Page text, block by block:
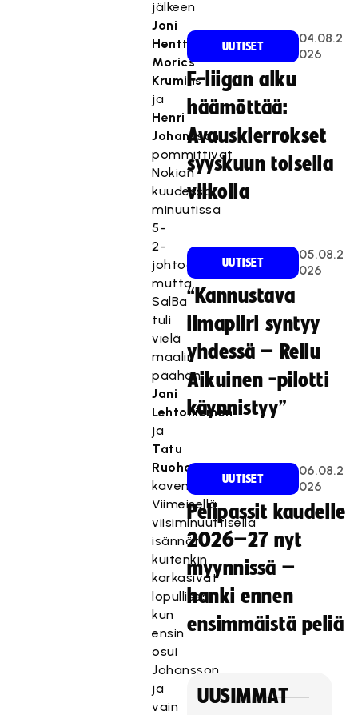
jälkeen
Joni
Henttonen
,
Morics
Krumins
ja
Henri
Johansson
pommittivat
Nokian
kuudessa
minuutissa
5-
2-
johtoon,
mutta
SalBa
tuli
vielä
maalin
päähän
Jani
Lehtoniemen
ja
Tatu
Ruohosen
kavennuksilla.
Viimeisellä
viisiminuuttisella
isännät
kuitenkin
karkasivat
lopullisesti
kun
ensin
osui
Johansson
ja
vain
UUTISET
04.08.2
026
F-liigan alku
häämöttää:
Avauskierrokset
syyskuun toisella
viikolla
UUTISET
05.08.2
026
“Kannustava
ilmapiiri syntyy
yhdessä – Reilu
Aikuinen -pilotti
käynnistyy”
UUTISET
06.08.2
026
Pelipassit kaudelle
2026–27 nyt
myynnissä –
hanki ennen
ensimmäistä peliä
UUSIMMAT